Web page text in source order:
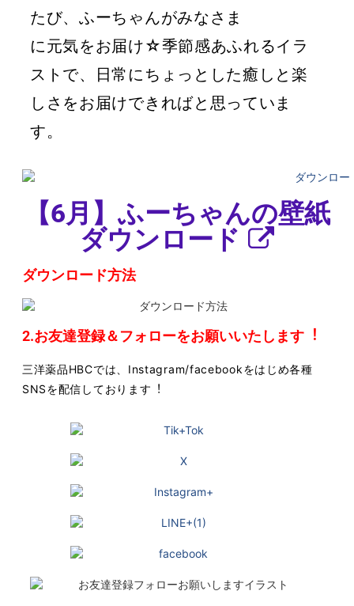
たび、ふーちゃんがみなさま
に元気をお届け☆季節感あふれるイラ
ストで、⽇常にちょっ とした癒しと楽
しさをお届けできればと思っていま
す。
【6⽉】ふーちゃんの壁紙
ダウンロード
ダウンロード方法
2.お友達登録＆フォローをお願いいたします︕
三洋薬品HBCでは、Instagram/facebookをはじめ各種
SNSを配信しております︕